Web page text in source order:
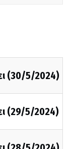
(30/5/2024)
(29/5/2024)